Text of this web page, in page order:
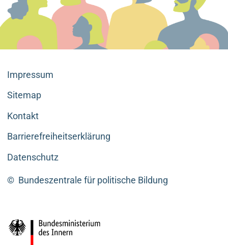
Impressum
Sitemap
Kontakt
Barrierefreiheitserklärung
Datenschutz
© Bundeszentrale für politische Bildung